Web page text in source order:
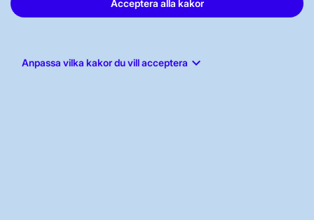
Acceptera alla kakor
Anpassa vilka kakor du vill acceptera keyboard_arrow_down
Sundbyberg
E-post:registrator@svk.se